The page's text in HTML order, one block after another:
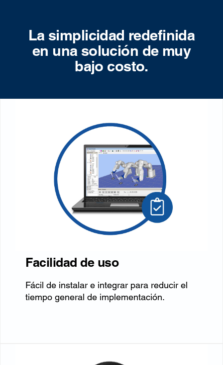
La simplicidad redefinida
en una solución de muy
bajo costo.
Facilidad de uso
Fácil de instalar e integrar para reducir el
tiempo general de implementación.